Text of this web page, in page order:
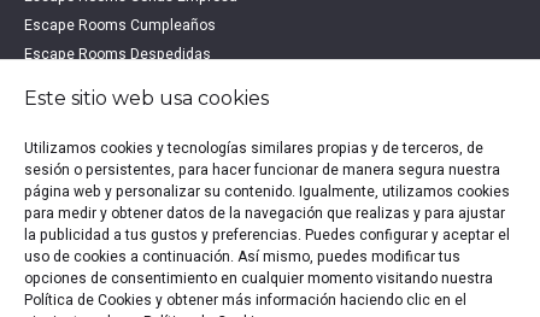
Escape Rooms Cumpleaños
Escape Rooms Despedidas
Escape Rooms Familias
Escape Rooms Halloween
Escape Rooms San Valentín
Estudio de Mercado Escape Rooms 2021
Qué es un Escape Room
Qué es un Hall Escape
Este sitio web usa cookies
Utilizamos cookies y tecnologías similares propias y de terceros, de
sesión o persistentes, para hacer funcionar de manera segura nuestra
página web y personalizar su contenido. Igualmente, utilizamos cookies
para medir y obtener datos de la navegación que realizas y para ajustar
la publicidad a tus gustos y preferencias. Puedes configurar y aceptar el
uso de cookies a continuación. Así mismo, puedes modificar tus
opciones de consentimiento en cualquier momento visitando nuestra
Política de Cookies y obtener más información haciendo clic en el